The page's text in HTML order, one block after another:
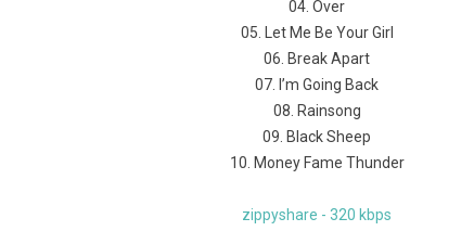
04. Over
05. Let Me Be Your Girl
06. Break Apart
07. I’m Going Back
08. Rainsong
09. Black Sheep
10. Money Fame Thunder
zippyshare - 320 kbps